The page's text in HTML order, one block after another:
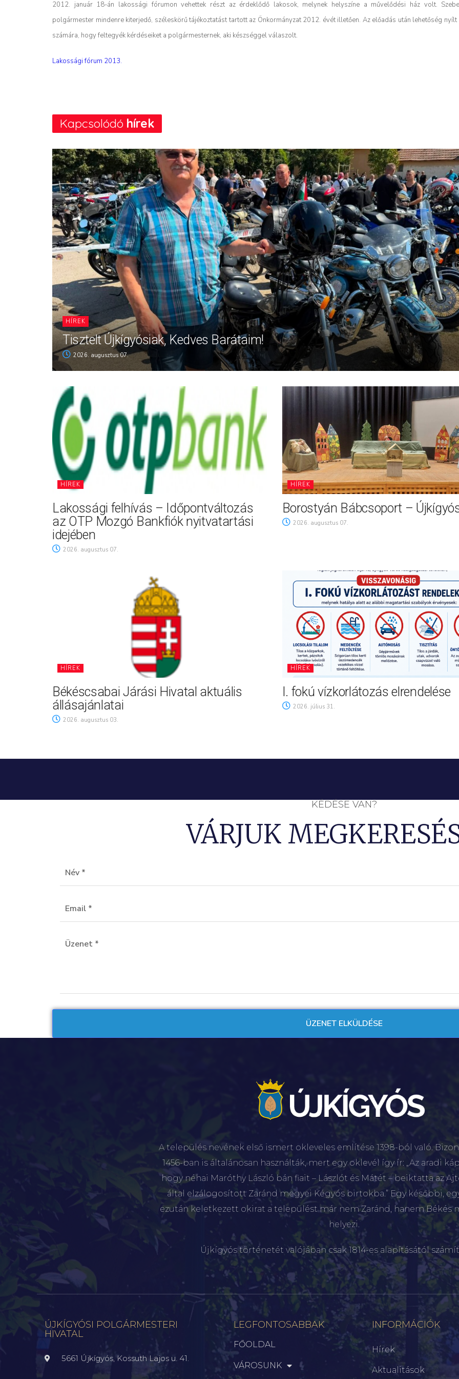
2012. január 18-án lakossági fórumon vehettek részt az érdeklődő lakosok, melynek helyszíne a művelődési ház volt.
polgármester mindenre kiterjedő, széleskörű tájékoztatást tartott az Önkormányzat 2012. évét illetően. Az előadás után lehetőség nyílt
számára, hogy feltegyék kérdéseiket a polgármesternek, aki készséggel válaszolt.
Lakossági fórum 2013.
Kapcsolódó hírek
HÍREK
Tisztelt Újkígyósiak, Kedves Barátaim!
2026. augusztus 07.
HÍREK
Lakossági felhívás – Időpontváltozás
az OTP Mozgó Bankfiók nyitvatartási
idejében
2026. augusztus 07.
HÍREK
Borostyán Bábcsoport –
2026. augusztus 07.
HÍREK
Békéscsabai Járási Hivatal aktuális
állásajánlatai
2026. augusztus 03.
HÍREK
I. fokú vízkorlátozás elrendelése
2026. július 31.
KÉDÉSE VAN?
VÁRJUK
A település nevének első ismert okleveles említése 1398-ból való.
1456-ban is általánosan használták, mert egy oklevél így ír: „Az aradi
hogy néhai Maróthy László bán fiait – Lászlót és Mátét – beiktatta az
által elzálogosított Zaránd megyei Kégyós birtokba.” Egy későbbi,
ezután keletkezett okirat a települést már nem Zaránd, hanem Békés
helyezi.
Újkígyós történetét valójában csak 1814-es alapításától
ÚJKÍGYÓSI POLGÁRMESTERI
HIVATAL
5661 Újkígyós, Kossuth Lajos u. 41.
LEGFONTOSABBAK
FŐOLDAL
VÁROSUNK
INFORMÁCIÓK
Hírek
Aktualitások